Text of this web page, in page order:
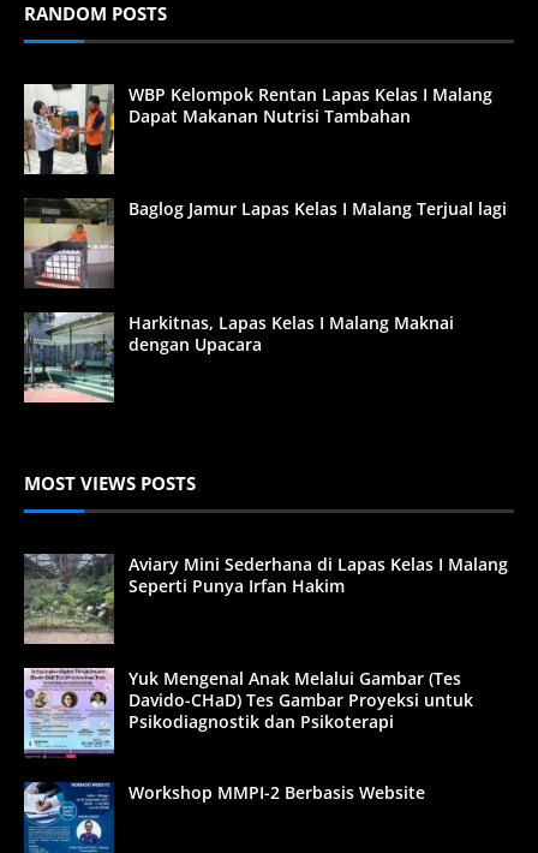
RANDOM POSTS
WBP Kelompok Rentan Lapas Kelas I Malang
Dapat Makanan Nutrisi Tambahan
Baglog Jamur Lapas Kelas I Malang Terjual lagi
Harkitnas, Lapas Kelas I Malang Maknai
dengan Upacara
MOST VIEWS POSTS
Aviary Mini Sederhana di Lapas Kelas I Malang
Seperti Punya Irfan Hakim
Yuk Mengenal Anak Melalui Gambar (Tes
Davido-CHaD) Tes Gambar Proyeksi untuk
Psikodiagnostik dan Psikoterapi
Workshop MMPI-2 Berbasis Website